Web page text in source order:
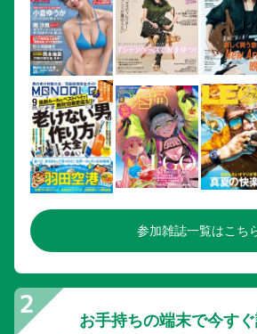
参加雑誌一覧はこち
お手持ちの端末で今すぐ